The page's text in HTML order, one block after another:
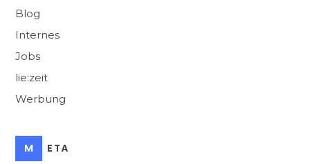
Blog
Internes
Jobs
lie:zeit
Werbung
META